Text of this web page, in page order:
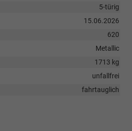
5-türig
15.06.2026
620
Metallic
1713 kg
unfallfrei
fahrtauglich